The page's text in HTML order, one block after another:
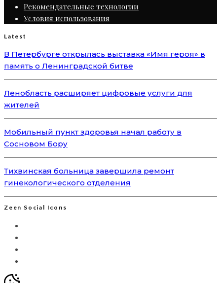
Рекомендательные технологии
Условия использования
Latest
В Петербурге открылась выставка «Имя героя» в
память о Ленинградской битве
Ленобласть расширяет цифровые услуги для
жителей
Мобильный пункт здоровья начал работу в
Сосновом Бору
Тихвинская больница завершила ремонт
гинекологического отделения
Zeen Social Icons